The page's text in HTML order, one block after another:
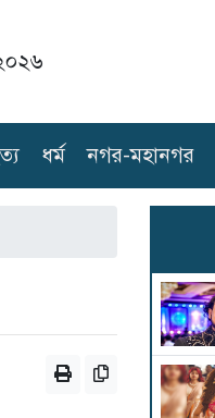
ধর্ম নগর-মহানগর